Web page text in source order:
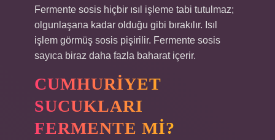
Fermente sosis hiçbir ısıl işleme tabi tutulmaz;
olgunlaşana kadar olduğu gibi bırakılır. Isıl
işlem görmüş sosis pişirilir. Fermente sosis
sayıca biraz daha fazla baharat içerir.
CUMHURIYET
SUCUKLARI
FERMENTE MI?